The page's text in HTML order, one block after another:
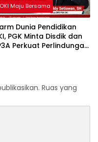
OKI Maju Bersama
Dunia Pendidikan
PGK Minta Disdik dan
Perkuat Perlindungan
Ruas yang